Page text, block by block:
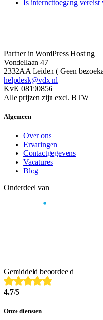
Is internettoegang
Partner in WordPress Hosting
Vondellaan 47
2332AA Leiden ( Geen
helpdesk@vdx.nl
KvK 08190856
Alle prijzen zijn excl. BTW
Algemeen
Over ons
Ervaringen
Contactgegevens
Vacatures
Blog
Onderdeel van
Gemiddeld beoordeeld
4.7/5
Onze diensten